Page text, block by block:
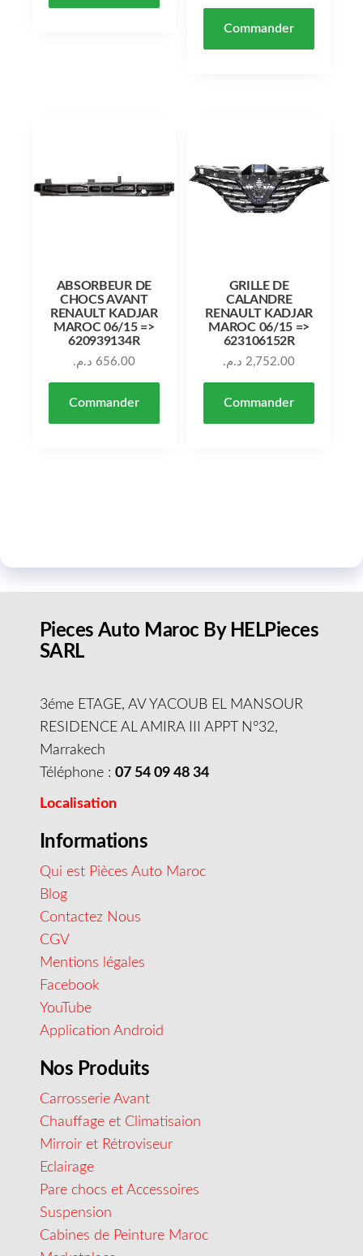
Commander
ABSORBEUR DE
CHOCS AVANT
RENAULT KADJAR
MAROC 06/15 =>
620939134R
656.00 د.م.
Commander
GRILLE DE
CALANDRE
RENAULT KADJAR
MAROC 06/15 =>
623106152R
2,752.00 د.م.
Commander
Pieces Auto Maroc By HELPieces
SARL
3éme ETAGE, AV YACOUB EL MANSOUR
RESIDENCE AL AMIRA III APPT N°32,
Marrakech
Téléphone : 07 54 09 48 34
Localisation
Informations
Qui est Pièces Auto Maroc
Blog
Contactez Nous
CGV
Mentions légales
Facebook
YouTube
Application Android
Nos Produits
Carrosserie Avant
Chauffage et Climatisaion
Mirroir et Rétroviseur
Eclairage
Pare chocs et Accessoires
Suspension
Cabines de Peinture Maroc